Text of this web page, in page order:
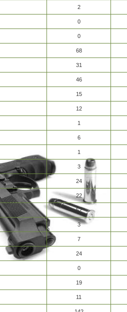
2
0
0
68
31
46
15
12
1
6
1
3
24
22
52
3
7
24
0
19
11